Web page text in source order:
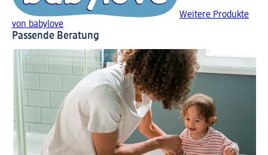
Weitere Produkte
von babylove
Passende Beratung